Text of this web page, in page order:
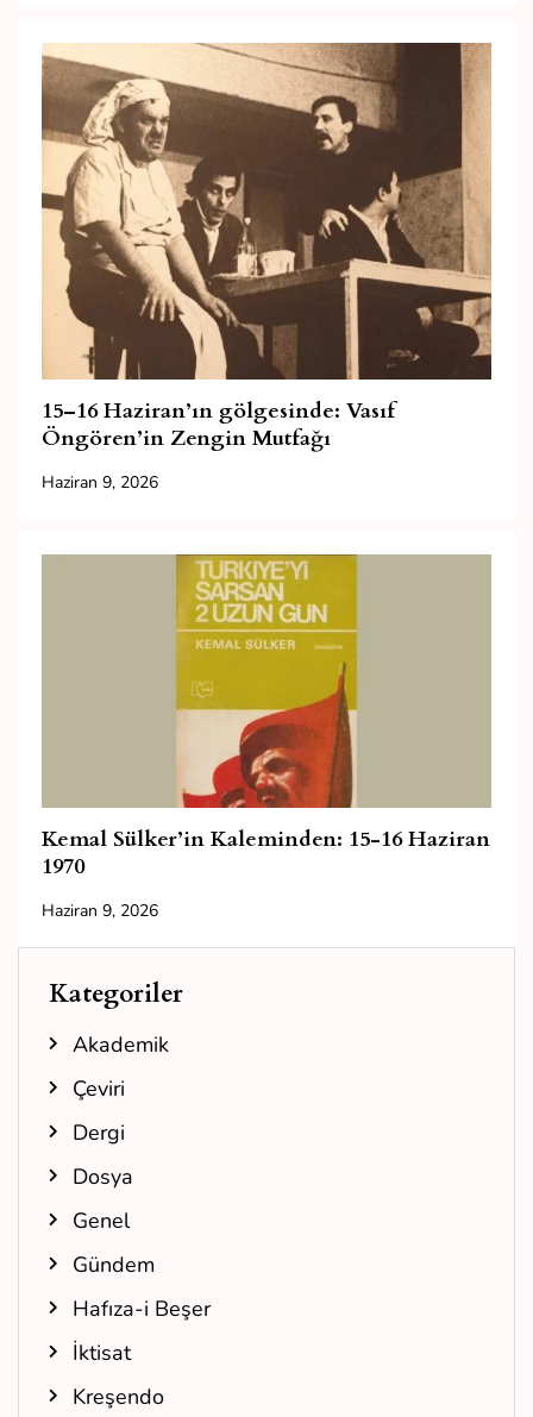
15–16 Haziran’ın gölgesinde: Vasıf
Öngören’in Zengin Mutfağı
Haziran 9, 2026
Kemal Sülker’in Kaleminden: 15-16 Haziran
1970
Haziran 9, 2026
Kategoriler
Akademik
Çeviri
Dergi
Dosya
Genel
Gündem
Hafıza-i Beşer
İktisat
Kreşendo